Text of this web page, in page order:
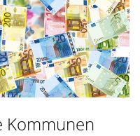
Kommunen